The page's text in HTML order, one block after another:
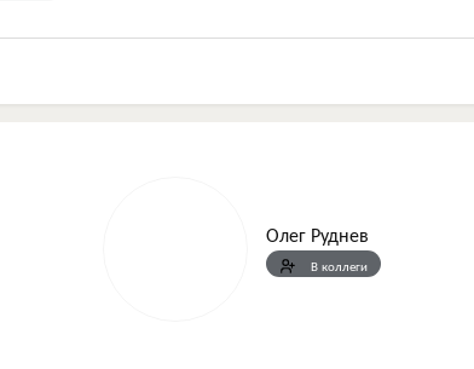
Олег Руднев
В коллеги